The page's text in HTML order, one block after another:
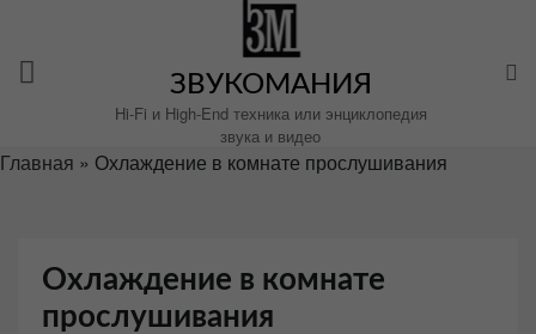
содержимому
ЗВУКОМАНИЯ
Hi-Fi и High-End техника или энциклопедия
звука и видео
Главная » Охлаждение в комнате прослушивания
Охлаждение в комнате
прослушивания